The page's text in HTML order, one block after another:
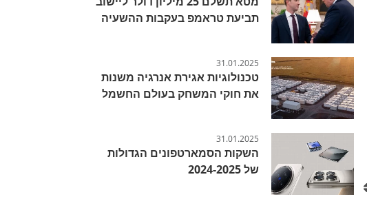
תביעת טראמפ בעקבות ההשעיה
31.01.2025
טכנולוגיות אגירת אנרגיה משנות
את חוקי המשחק בעולם החשמל
31.01.2025
השקות הסמארטפונים הגדולות
של 2024-2025